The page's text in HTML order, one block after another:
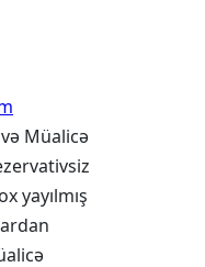
Müalicə
yayılmış